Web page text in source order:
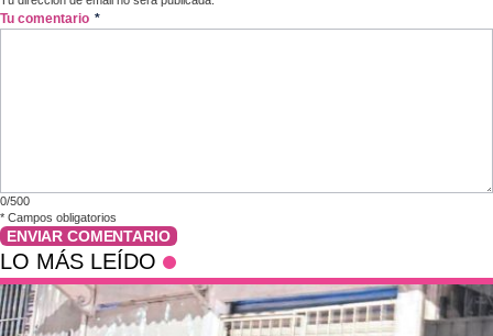
Tu comentario *
0/500
* Campos obligatorios
ENVIAR COMENTARIO
LO MÁS LEÍDO